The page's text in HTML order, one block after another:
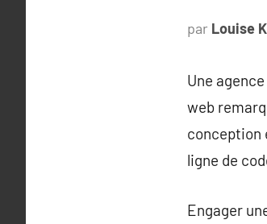
par Louise
Une
web
conception
ligne de
Engager